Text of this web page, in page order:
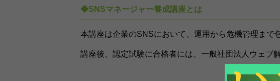
◆SNSマネージャー養成講座とは
本講座は企業のSNSにおいて、運用から危機管理ま
講座後、認定試験に合格者には、一般社団法人ウェブ